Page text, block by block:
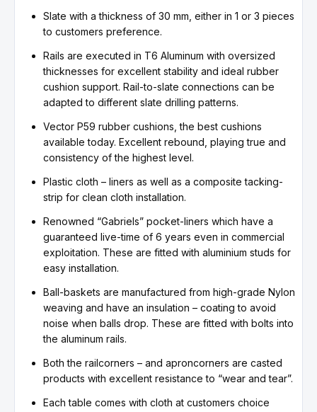
Slate with a thickness of 30 mm, either in 1 or 3 pieces
to customers preference.
Rails are executed in T6 Aluminum with oversized
thicknesses for excellent stability and ideal rubber
cushion support. Rail-to-slate connections can be
adapted to different slate drilling patterns.
Vector P59 rubber cushions, the best cushions
available today. Excellent rebound, playing true and
consistency of the highest level.
Plastic cloth – liners as well as a composite tacking-
strip for clean cloth installation.
Renowned “Gabriels” pocket-liners which have a
guaranteed live-time of 6 years even in commercial
exploitation. These are fitted with aluminium studs for
easy installation.
Ball-baskets are manufactured from high-grade Nylon
weaving and have an insulation – coating to avoid
noise when balls drop. These are fitted with bolts into
the aluminum rails.
Both the railcorners – and aproncorners are casted
products with excellent resistance to “wear and tear”.
Each table comes with cloth at customers choice